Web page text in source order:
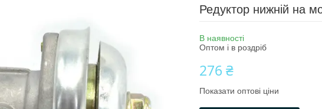
Редуктор нижній на
В наявності
Оптом і в роздріб
276 ₴
Показати оптові ціни